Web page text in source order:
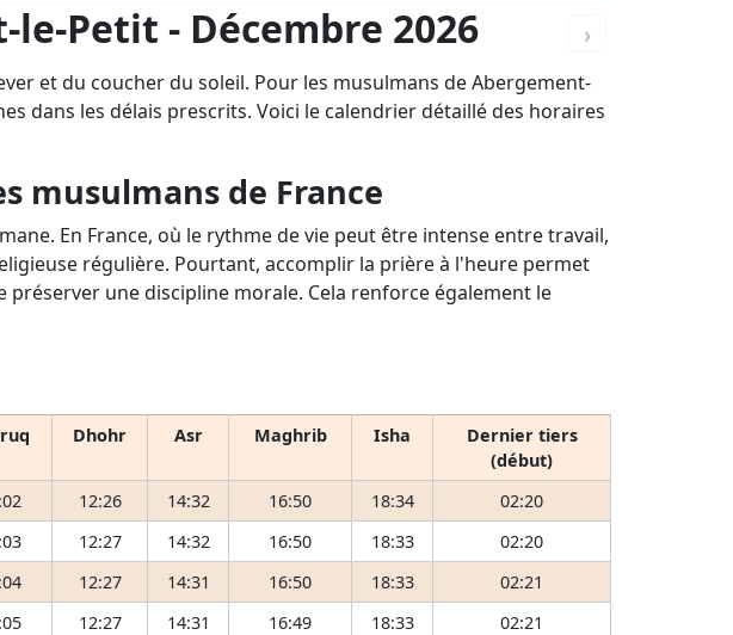
Petit - Décembre 2026 ›
et du coucher du soleil. Pour les musulmans de Abergement-
dans les délais prescrits. Voici le calendrier détaillé des horaires
musulmans de France
En France, où le rythme de vie peut être intense entre travail,
régulière. Pourtant, accomplir la prière à l'heure permet
une discipline morale. Cela renforce également le
Dhohr Asr Maghrib Isha
Dernier tiers
(début)
12:26 14:32 16:50 18:34
02:20
12:27 14:32 16:50 18:33
02:20
12:27 14:31 16:50 18:33
02:21
12:27 14:31 16:49 18:33
02:21